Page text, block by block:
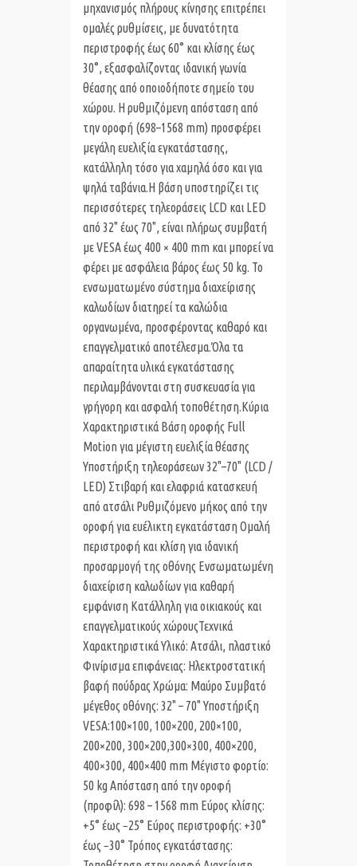
μηχανισμός πλήρους κίνησης επιτρέπει
ομαλές ρυθμίσεις, με δυνατότητα
περιστροφής έως 60° και κλίσης έως
30°, εξασφαλίζοντας ιδανική γωνία
θέασης από οποιοδήποτε σημείο του
χώρου. Η ρυθμιζόμενη απόσταση από
την οροφή (698–1568 mm) προσφέρει
μεγάλη ευελιξία εγκατάστασης,
κατάλληλη τόσο για χαμηλά όσο και για
ψηλά ταβάνια.Η βάση υποστηρίζει τις
περισσότερες τηλεοράσεις LCD και LED
από 32" έως 70", είναι πλήρως συμβατή
με VESA έως 400 × 400 mm και μπορεί να
φέρει με ασφάλεια βάρος έως 50 kg. Το
ενσωματωμένο σύστημα διαχείρισης
καλωδίων διατηρεί τα καλώδια
οργανωμένα, προσφέροντας καθαρό και
επαγγελματικό αποτέλεσμα.Όλα τα
απαραίτητα υλικά εγκατάστασης
περιλαμβάνονται στη συσκευασία για
γρήγορη και ασφαλή τοποθέτηση.Κύρια
Χαρακτηριστικά Βάση οροφής Full
Motion για μέγιστη ευελιξία θέασης
Υποστήριξη τηλεοράσεων 32"–70" (LCD /
LED) Στιβαρή και ελαφριά κατασκευή
από ατσάλι Ρυθμιζόμενο μήκος από την
οροφή για ευέλικτη εγκατάσταση Ομαλή
περιστροφή και κλίση για ιδανική
προσαρμογή της οθόνης Ενσωματωμένη
διαχείριση καλωδίων για καθαρή
εμφάνιση Κατάλληλη για οικιακούς και
επαγγελματικούς χώρουςΤεχνικά
Χαρακτηριστικά Υλικό: Ατσάλι, πλαστικό
Φινίρισμα επιφάνειας: Ηλεκτροστατική
βαφή πούδρας Χρώμα: Μαύρο Συμβατό
μέγεθος οθόνης: 32" – 70" Υποστήριξη
VESA:100×100, 100×200, 200×100,
200×200, 300×200,300×300, 400×200,
400×300, 400×400 mm Μέγιστο φορτίο:
50 kg Απόσταση από την οροφή
(προφίλ): 698 – 1568 mm Εύρος κλίσης:
+5° έως −25° Εύρος περιστροφής: +30°
έως −30° Τρόπος εγκατάστασης: